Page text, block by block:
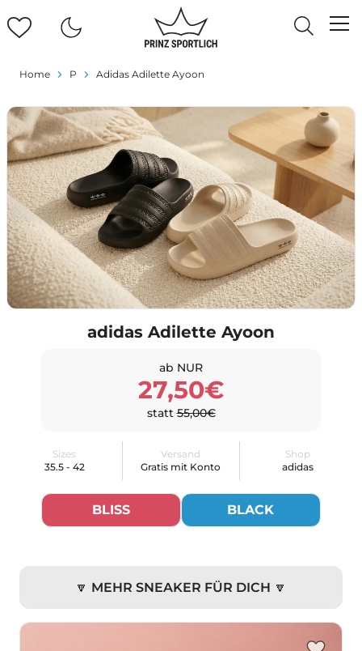
Home P Adidas Adilette Ayoon
adidas Adilette Ayoon
ab NUR
27,50€
statt55,00€
Sizes
35.5 - 42
Versand
Gratis mit Konto
Shop
adidas
BLISS BLACK
🔽 MEHR SNEAKER FÜR DICH 🔽